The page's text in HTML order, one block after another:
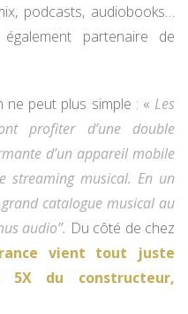
podcasts, audiobooks…
partenaire de
peut plus simple : « Les
profiter d’une double
d’un appareil mobile
streaming musical. En un
catalogue musical au
audio”. Du côté de chez
vient tout juste
5X du constructeur,